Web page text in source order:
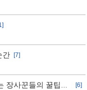
간
[7]
장사꾼들의 꿀팁과
[6]